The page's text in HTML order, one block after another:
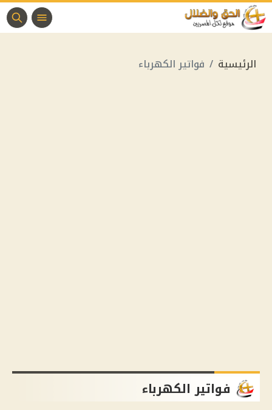
الرئيسية فواتير الكهرباء
فواتير الكهرباء